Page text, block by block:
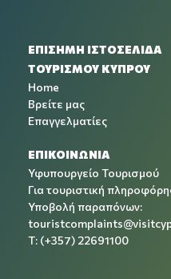
ΕΠΙΣΗΜΗ ΙΣΤΟΣΕΛΙΔΑ
ΤΟΥΡΙΣΜΟΥ ΚΥΠΡΟΥ
Home
Βρείτε μας
Επαγγελματίες
ΕΠΙΚΟΙΝΩΝΙΑ
Υφυπουργείο Τουρισμού
Για τουριστική
Υποβολή παραπόνων:
T: (+357) 22691100